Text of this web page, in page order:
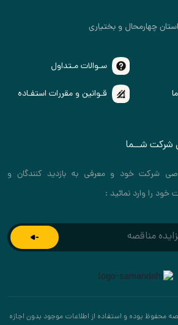
چهارمحال و بختیاری
سـوالات مـتداول
قـوانین و مقررات استفـاده
شــما
شرکت خود و معرفی به بازدید کنندگان و
را وارد نمائید :
محفوظ بوده و استفاده از اطلاعات موجود بدون اجازه